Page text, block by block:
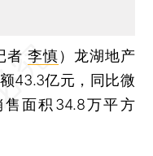
者 李慎） 龙湖地产
43.3亿元，同比微
售面积34.8万平方